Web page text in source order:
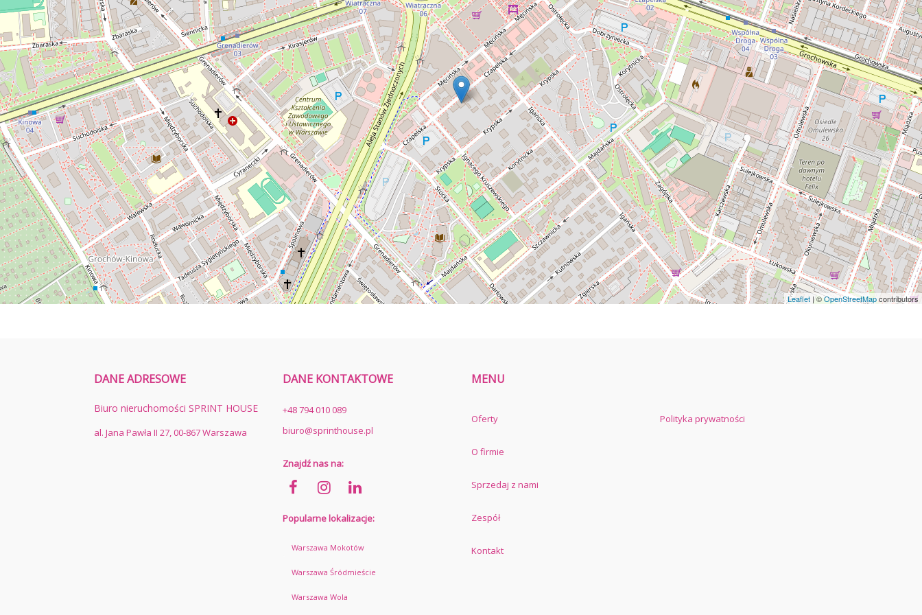
Leaflet | ©OpenStreetMapcontributors
DANE ADRESOWE
Biuro nieruchomości SPRINT HOUSE
al. Jana Pawła II 27, 00-867 Warszawa
DANE KONTAKTOWE
+48 794 010 089
biuro@sprinthouse.pl
Znajdź nas na:
Popularne lokalizacje:
Warszawa Mokotów
Warszawa Śródmieście
Warszawa Wola
MENU
Oferty
O firmie
Sprzedaj z nami
Zespół
Kontakt
Polityka prywatności